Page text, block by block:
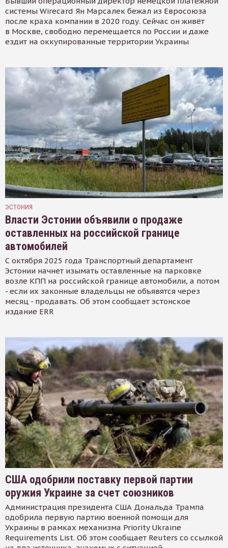
системы Wirecard Ян Марсалек бежал из Евросоюза
после краха компании в 2020 году. Сейчас он живёт
в Москве, свободно перемещается по России и даже
ездит на оккупированные территории Украины
ЭСТОНИЯ
Власти Эстонии объявили о продаже
оставленных на российской границе
автомобилей
С октября 2025 года Транспортный департамент
Эстонии начнет изымать оставленные на парковке
возле КПП на российской границе автомобили, а потом
- если их законные владельцы не объявятся через
месяц - продавать. Об этом сообщает эстонское
издание ERR
США одобрили поставку первой партии
оружия Украине за счет союзников
Администрация президента США Дональда Трампа
одобрила первую партию военной помощи для
Украины в рамках механизма Priority Ukraine
Requirements List. Об этом сообщает Reuters со ссылкой